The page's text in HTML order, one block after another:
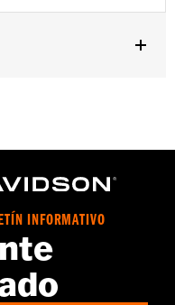
INFORMATIVO